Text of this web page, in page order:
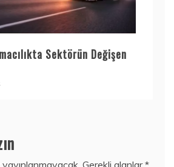
Sektörün Değişen
Gerekli alanlar*